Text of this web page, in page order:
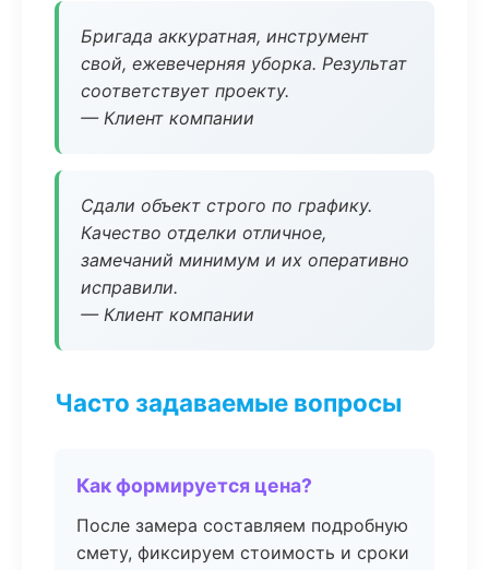
Бригада аккуратная, инструмент
свой, ежевечерняя уборка. Результат
соответствует проекту.
— Клиент компании
Сдали объект строго по графику.
Качество отделки отличное,
замечаний минимум и их оперативно
исправили.
— Клиент компании
Часто задаваемые вопросы
Как формируется цена?
После замера составляем подробную
смету, фиксируем стоимость и сроки